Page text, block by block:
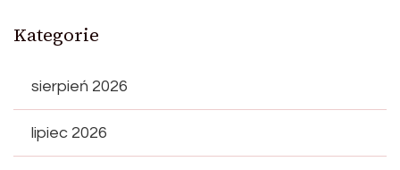
Kategorie
sierpień 2026
lipiec 2026